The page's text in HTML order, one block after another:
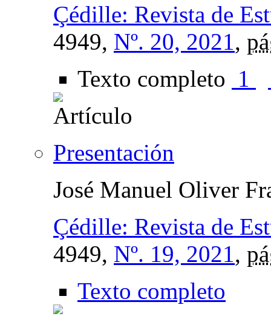
Çédille: Revista de
4949, Nº. 20, 2021,
Texto completo 1
Presentación
José Manuel Oliver
Çédille: Revista de
4949, Nº. 19, 2021,
Texto completo